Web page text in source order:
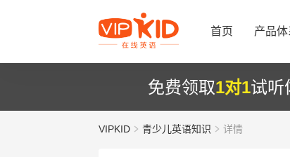
首页 产品体
免费领取1对1试听
VIPKID 青少儿英语知识 详情